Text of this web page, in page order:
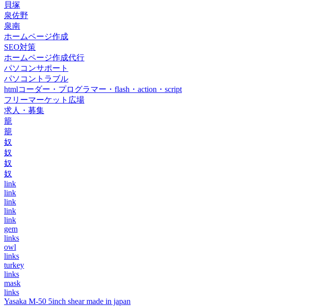
貝塚
泉佐野
泉南
ホームページ作成
SEO対策
ホームページ作成代行
パソコンサポート
パソコントラブル
htmlコーダー・プログラマー・flash・action・script
フリーマーケット広場
求人・募集
籠
籠
奴
奴
奴
奴
link
link
link
link
link
gem
links
owl
links
turkey
links
mask
links
Yasaka M-50 5inch shear made in japan